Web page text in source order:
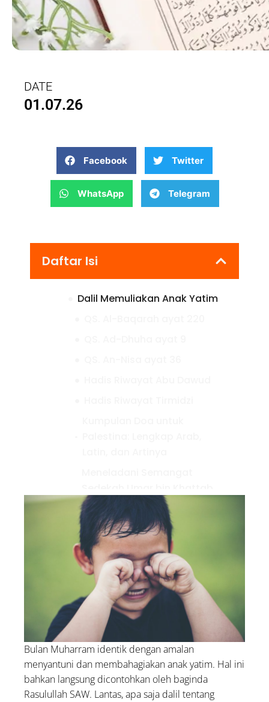
DATE
01.07.26
Facebook Twitter
WhatsApp Telegram
Daftar Isi
Dalil Memuliakan Anak Yatim
Berlomba dengan Abu Bakar
As-Shiddiq
99 Asmaul Husna Lengkap
dengan Artinya
Bulan Muharram identik dengan amalan
menyantuni dan membahagiakan anak yatim. Hal ini
bahkan langsung dicontohkan oleh baginda
Rasulullah SAW. Lantas, apa saja dalil tentang